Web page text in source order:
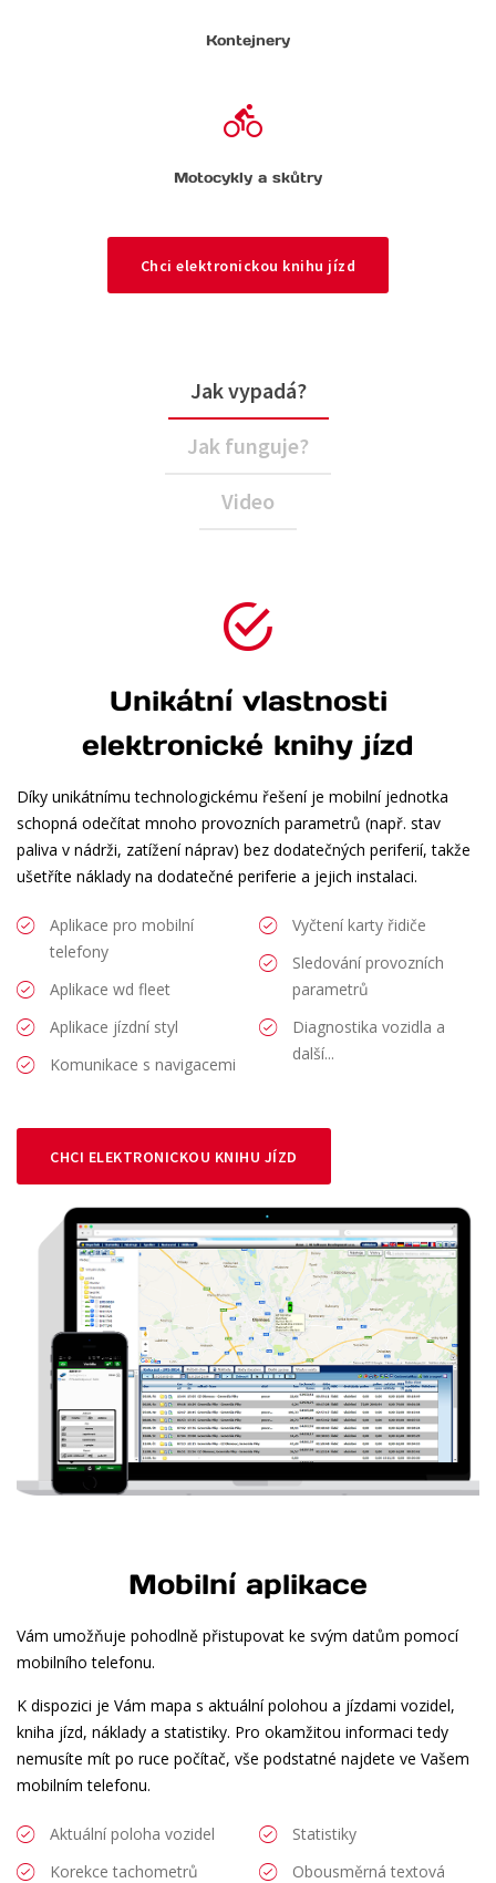
Kontejnery
Motocykly a skůtry
Chci elektronickou knihu jízd
Jak vypadá?
Jak funguje?
Video
Unikátní vlastnosti
elektronické knihy jízd
Díky unikátnímu technologickému řešení je mobilní jednotka
schopná odečítat mnoho provozních parametrů (např. stav
paliva v nádrži, zatížení náprav) bez dodatečných periferií, takže
ušetříte náklady na dodatečné periferie a jejich instalaci.
Aplikace pro mobilní
telefony
Aplikace wd fleet
Aplikace jízdní styl
Komunikace s navigacemi
Vyčtení karty řidiče
Sledování provozních
parametrů
Diagnostika vozidla a
další...
CHCI ELEKTRONICKOU KNIHU JÍZD
Mobilní aplikace
Vám umožňuje pohodlně přistupovat ke svým datům pomocí
mobilního telefonu.
K dispozici je Vám mapa s aktuální polohou a jízdami vozidel,
kniha jízd, náklady a statistiky. Pro okamžitou informaci tedy
nemusíte mít po ruce počítač, vše podstatné najdete ve Vašem
mobilním telefonu.
Aktuální poloha vozidel
Korekce tachometrů
Statistiky
Obousměrná textová